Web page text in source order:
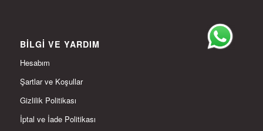
BILGI VE YARDIM
Hesabım
Şartlar ve Koşullar
Gizlilik Politikası
İptal ve İade Politikası